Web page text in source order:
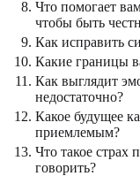
Что помогает
чтобы быть
Как исправить
Какие границы
Как выглядит
недостаточно?
Какое будущее
приемлемым?
Что такое страх
говорить?